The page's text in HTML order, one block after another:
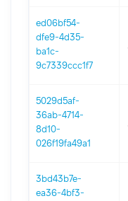
ed06bf54-
dfe9-4d35-
ba1c-
9c7339ccc1f7
5029d5af-
36ab-4714-
8d10-
026f19fa49a1
3bd43b7e-
ea36-4bf3-